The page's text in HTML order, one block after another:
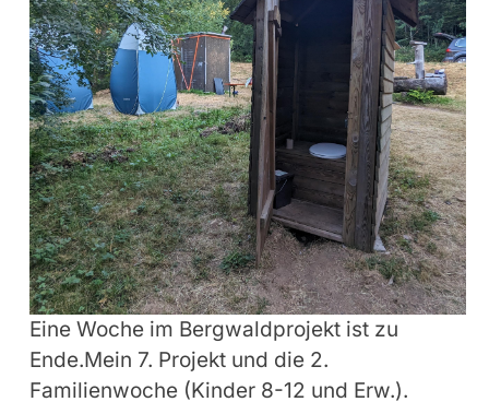
Eine Woche im Bergwaldprojekt ist zu
Ende.Mein 7. Projekt und die 2.
Familienwoche (Kinder 8-12 und Erw.).